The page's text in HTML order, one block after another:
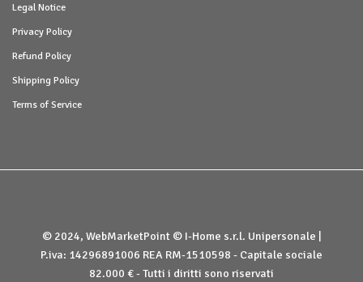
Legal Notice
Privacy Policy
Refund Policy
Shipping Policy
Terms of Service
© 2024, WebMarketPoint © I-Home s.r.l. Unipersonale |
P.iva: 14296891006 REA RM-1510598 - Capitale sociale
82.000 € - Tutti i diritti sono riservati